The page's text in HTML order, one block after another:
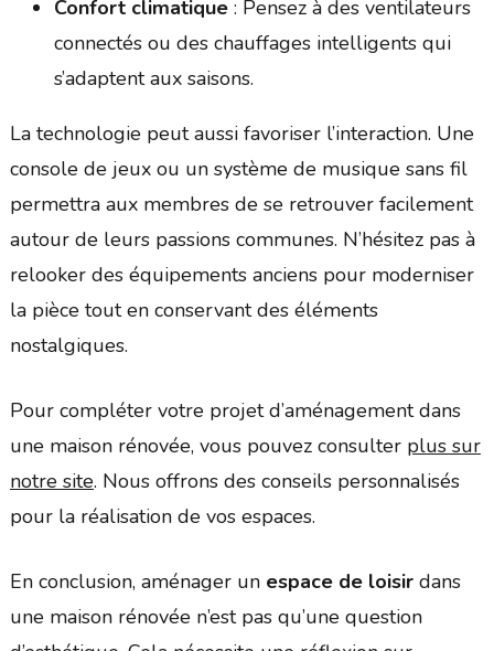
Confort climatique: Pensez à des ventilateurs
connectés ou des chauffages intelligents qui
s’adaptent aux saisons.
La technologie peut aussi favoriser l’interaction. Une
console de jeux ou un système de musique sans fil
permettra aux membres de se retrouver facilement
autour de leurs passions communes. N’hésitez pas à
relooker des équipements anciens pour moderniser
la pièce tout en conservant des éléments
nostalgiques.
Pour compléter votre projet d’aménagement dans
une maison rénovée, vous pouvez consulter plus sur
notre site. Nous offrons des conseils personnalisés
pour la réalisation de vos espaces.
En conclusion, aménager un espace de loisirdans
une maison rénovée n’est pas qu’une question